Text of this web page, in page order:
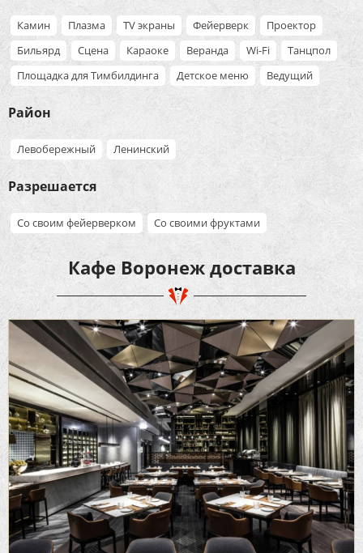
Камин Плазма TV экраны Фейерверк
Проектор
Бильярд
Сцена Караоке Веранда Wi-Fi
Танцпол
Площадка для Тимбилдинга
Детское меню Ведущий
Район
Левобережный Ленинский
Разрешается
Со своим фейерверком Со своими фруктами
Кафе Воронеж доставка